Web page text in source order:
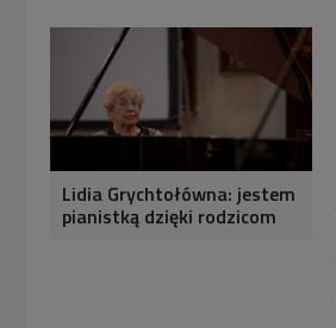
Lidia Grychtołówna: jestem
pianistką dzięki rodzicom